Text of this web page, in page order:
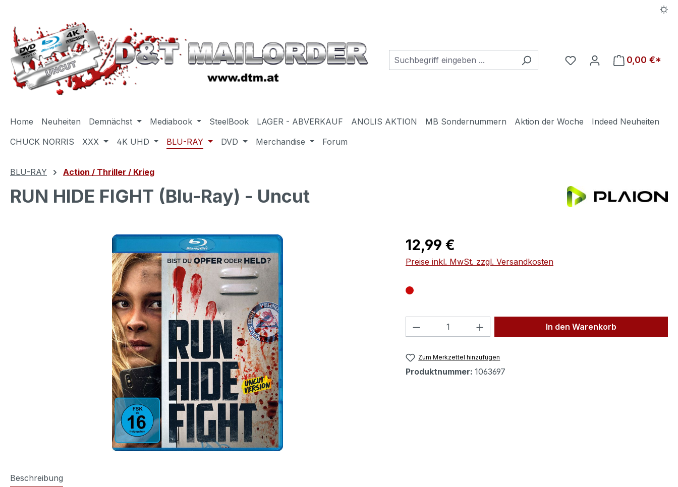
Du hast 0 Produkte auf
0,00 €*
Home Neuheiten Demnächst Mediabook SteelBook LAGER - ABVERKAUF ANOLIS AKTION MB Sondernummern Aktion der Woche
Indeed Neuheiten
CHUCK NORRIS
XXX 4K UHD BLU-RAY DVD Merchandise Forum
BLU-RAY Action / Thriller / Krieg
RUN HIDE FIGHT (Blu-Ray) - Uncut
Regulärer Preis:
12,99 €
Preise inkl. MwSt. zzgl. Versandkosten
Produkt Anzahl: Gib den gewünschten Wert
In den Warenkorb
Zum Merkzettel hinzufügen
Produktnummer: 1063697
Beschreibung